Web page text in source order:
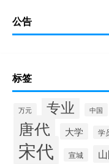
公告
标签
万元 专业 中国
唐代 大学 学
宋代 宣城